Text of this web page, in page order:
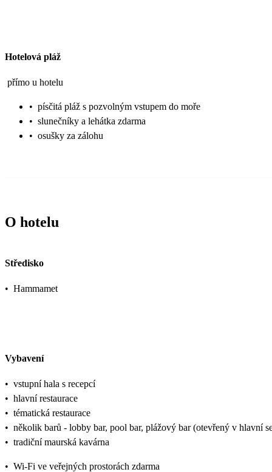
Hotelová pláž
přímo u hotelu
• písčitá pláž s pozvolným vstupem do moře
• slunečníky a lehátka zdarma
• osušky za zálohu
O hotelu
Středisko
• Hammamet
Vybavení
• vstupní hala s recepcí
• hlavní restaurace
• tématická restaurace
• několik barů - lobby bar, pool bar, plážový bar (otevřený v hlavní
• tradiční maurská kavárna
• Wi-Fi ve veřejných prostorách zdarma